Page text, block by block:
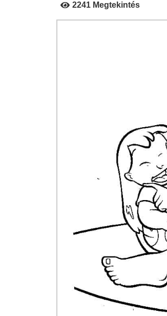
2241 Megtekintés